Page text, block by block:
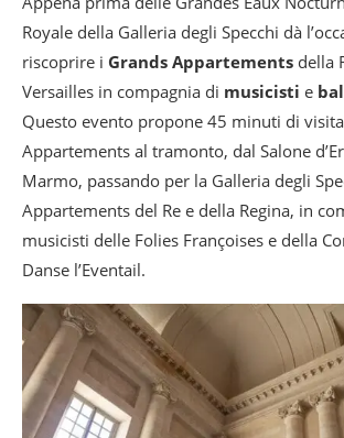
Royale della Galleria degli Specchi dà
riscoprire i Grands Appartements della
Versailles in compagnia di musicisti e
Questo evento propone 45 minuti di
Appartements al tramonto, dal Salone
Marmo, passando per la Galleria degli
Appartements del Re e della Regina, in
musicisti delle Folies Françoises e della
Danse l’Eventail.